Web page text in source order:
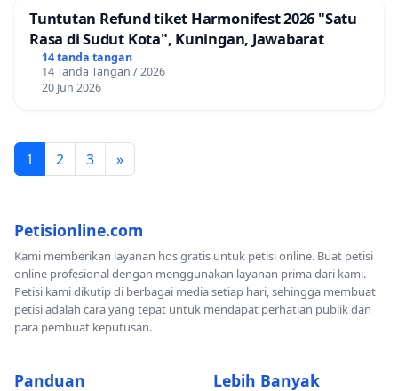
Tuntutan Refund tiket Harmonifest 2026 "Satu
Rasa di Sudut Kota", Kuningan, Jawabarat
14 tanda tangan
14 Tanda Tangan / 2026
20 Jun 2026
1 2 3 »
Petisionline.com
Kami memberikan layanan hos gratis untuk petisi online. Buat petisi
online profesional dengan menggunakan layanan prima dari kami.
Petisi kami dikutip di berbagai media setiap hari, sehingga membuat
petisi adalah cara yang tepat untuk mendapat perhatian publik dan
para pembuat keputusan.
Panduan Lebih Banyak